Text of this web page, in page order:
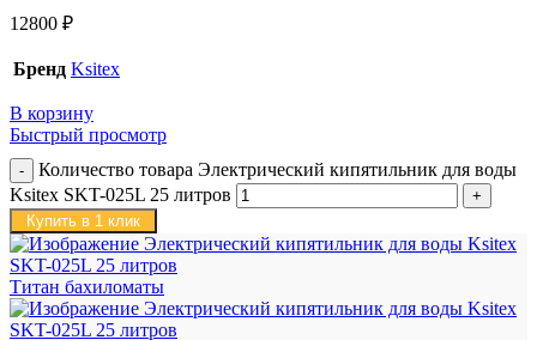
12800 ₽
Бренд Ksitex
В корзину
Быстрый просмотр
Количество товара Электрический кипятильник для воды
Ksitex SKT-025L 25 литров
Купить в 1 клик
Титан бахиломаты